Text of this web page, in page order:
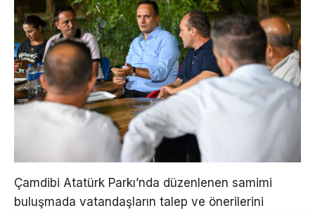
Çamdibi Atatürk Parkı’nda düzenlenen samimi
buluşmada vatandaşların talep ve önerilerini